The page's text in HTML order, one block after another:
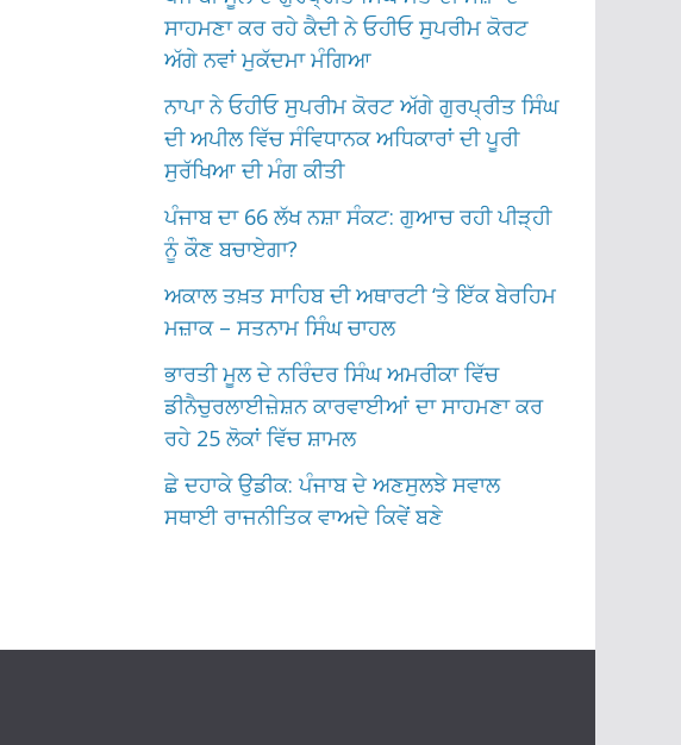
ਸਾਹਮਣਾ ਕਰ ਰਹੇ ਕੈਦੀ ਨੇ ਓਹੀਓ ਸੁਪਰੀਮ ਕੋਰਟ
ਅੱਗੇ ਨਵਾਂ ਮੁਕੱਦਮਾ ਮੰਗਿਆ
ਨਾਪਾ ਨੇ ਓਹੀਓ ਸੁਪਰੀਮ ਕੋਰਟ ਅੱਗੇ ਗੁਰਪ੍ਰੀਤ ਸਿੰਘ
ਦੀ ਅਪੀਲ ਵਿੱਚ ਸੰਵਿਧਾਨਕ ਅਧਿਕਾਰਾਂ ਦੀ ਪੂਰੀ
ਸੁਰੱਖਿਆ ਦੀ ਮੰਗ ਕੀਤੀ
ਪੰਜਾਬ ਦਾ 66 ਲੱਖ ਨਸ਼ਾ ਸੰਕਟ: ਗੁਆਚ ਰਹੀ ਪੀੜ੍ਹੀ
ਨੂੰ ਕੌਣ ਬਚਾਏਗਾ?
ਅਕਾਲ ਤਖ਼ਤ ਸਾਹਿਬ ਦੀ ਅਥਾਰਟੀ ‘ਤੇ ਇੱਕ ਬੇਰਹਿਮ
ਮਜ਼ਾਕ – ਸਤਨਾਮ ਸਿੰਘ ਚਾਹਲ
ਭਾਰਤੀ ਮੂਲ ਦੇ ਨਰਿੰਦਰ ਸਿੰਘ ਅਮਰੀਕਾ ਵਿੱਚ
ਡੀਨੈਚੁਰਲਾਈਜ਼ੇਸ਼ਨ ਕਾਰਵਾਈਆਂ ਦਾ ਸਾਹਮਣਾ ਕਰ
ਰਹੇ 25 ਲੋਕਾਂ ਵਿੱਚ ਸ਼ਾਮਲ
ਛੇ ਦਹਾਕੇ ਉਡੀਕ: ਪੰਜਾਬ ਦੇ ਅਣਸੁਲਝੇ ਸਵਾਲ
ਸਥਾਈ ਰਾਜਨੀਤਿਕ ਵਾਅਦੇ ਕਿਵੇਂ ਬਣੇ